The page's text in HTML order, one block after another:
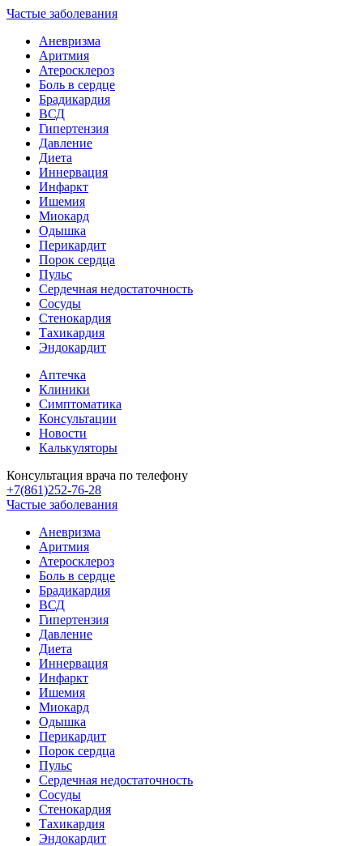
Частые заболевания
Аневризма
Аритмия
Атеросклероз
Боль в сердце
Брадикардия
ВСД
Гипертензия
Давление
Диета
Иннервация
Инфаркт
Ишемия
Миокард
Одышка
Перикардит
Порок сердца
Пульс
Сердечная недостаточность
Сосуды
Стенокардия
Тахикардия
Эндокардит
Аптечка
Клиники
Симптоматика
Консультации
Новости
Калькуляторы
Консультация врача по телефону
+7(861)252-76-28
Частые заболевания
Аневризма
Аритмия
Атеросклероз
Боль в сердце
Брадикардия
ВСД
Гипертензия
Давление
Диета
Иннервация
Инфаркт
Ишемия
Миокард
Одышка
Перикардит
Порок сердца
Пульс
Сердечная недостаточность
Сосуды
Стенокардия
Тахикардия
Эндокардит